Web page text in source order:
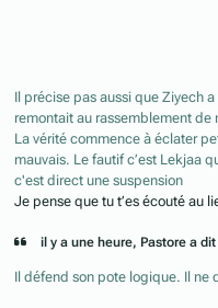
Il précise pas aussi que Ziyech
remontait au rassemblement de
La vérité commence à éclater
mauvais. Le fautif c’est Lekjaa
c'est direct une suspension
Je pense que tu t’es écouté au
il y a une heure, Pastore a dit
Il défend son pote logique. Il ne